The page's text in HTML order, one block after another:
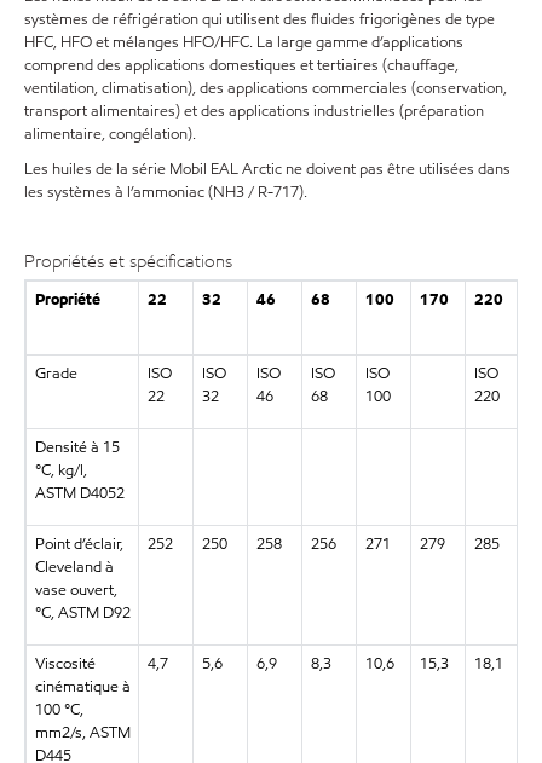
systèmes de réfrigération qui utilisent des fluides frigorigènes de type
HFC, HFO et mélanges HFO/HFC. La large gamme d’applications
comprend des applications domestiques et tertiaires (chauffage,
ventilation, climatisation), des applications commerciales (conservation,
transport alimentaires) et des applications industrielles (préparation
alimentaire, congélation).
Les huiles de la série Mobil EAL Arctic ne doivent pas être utilisées dans
les systèmes à l’ammoniac (NH3 / R-717).
Propriétés et spécifications
Propriété 22 32 46 68 100 170 220
Grade
ISO
22
ISO
32
ISO
46
ISO
68
ISO
100
ISO
220
Densité à 15
°C, kg/l,
ASTM D4052
Point d’éclair,
Cleveland à
vase ouvert,
°C, ASTM D92
252 250 258 256 271 279 285
Viscosité
cinématique à
100 °C,
mm2/s, ASTM
D445
4,7 5,6 6,9 8,3 10,6 15,3 18,1